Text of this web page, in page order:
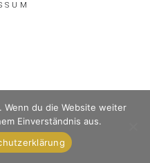
Wenn du die Website weiter
Einverständnis aus.